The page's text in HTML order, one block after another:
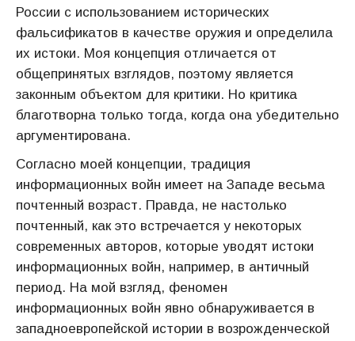
России с использованием исторических
фальсификатов в качестве оружия и определила
их истоки. Моя концепция отличается от
общепринятых взглядов, поэтому является
законным объектом для критики. Но критика
благотворна только тогда, когда она убедительно
аргументирована.
Согласно моей концепции, традиция
информационных войн имеет на Западе весьма
почтенный возраст. Правда, не настолько
почтенный, как это встречается у некоторых
современных авторов, которые уводят истоки
информационных войн, например, в античный
период. На мой взгляд, феномен
информационных войн явно обнаруживается в
западноевропейской истории в возрожденческой